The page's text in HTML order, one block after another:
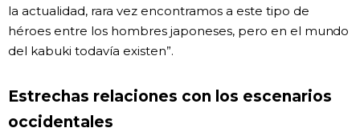
la actualidad, rara vez encontramos a este tipo de
héroes entre los hombres japoneses, pero en el mundo
del kabuki todavía existen”.
Estrechas relaciones con los escenarios
occidentales